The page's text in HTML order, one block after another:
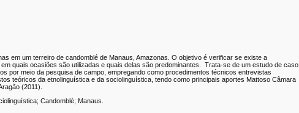
em um terreiro de candomblé de Manaus, Amazonas. O objetivo é verificar se existe a
quais ocasiões são utilizadas e quais delas são predominantes. Trata-se de um estudo de caso,
por meio da pesquisa de campo, empregando como procedimentos técnicos entrevistas
teóricos da etnolinguística e da sociolinguística, tendo como principais aportes Mattoso Câmara
(2011).
Candomblé; Manaus.